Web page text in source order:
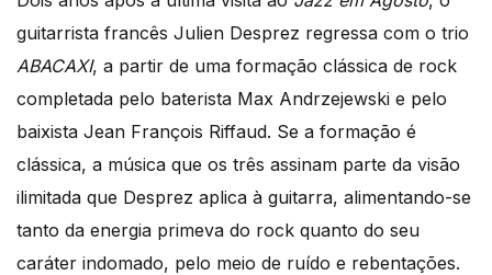
guitarrista francês Julien Desprez regressa com o trio
ABACAXI, a partir de uma formação clássica de rock
completada pelo baterista Max Andrzejewski e pelo
baixista Jean François Riffaud. Se a formação é
clássica, a música que os três assinam parte da visão
ilimitada que Desprez aplica à guitarra, alimentando-se
tanto da energia primeva do rock quanto do seu
caráter indomado, pelo meio de ruído e rebentações.